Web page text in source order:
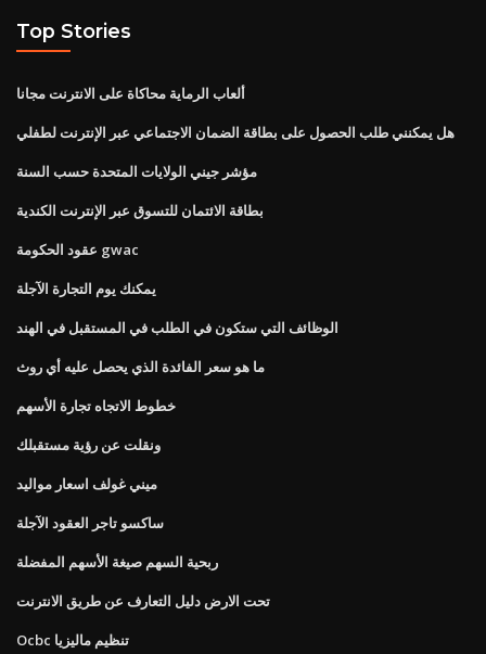
Top Stories
ألعاب الرماية محاكاة على الانترنت مجانا
هل يمكنني طلب الحصول على بطاقة الضمان الاجتماعي عبر الإنترنت لطفلي
مؤشر جيني الولايات المتحدة حسب السنة
بطاقة الائتمان للتسوق عبر الإنترنت الكندية
عقود الحكومة gwac
يمكنك يوم التجارة الآجلة
الوظائف التي ستكون في الطلب في المستقبل في الهند
ما هو سعر الفائدة الذي يحصل عليه أي روث
خطوط الاتجاه تجارة الأسهم
ونقلت عن رؤية مستقبلك
ميني غولف اسعار مواليد
ساكسو تاجر العقود الآجلة
ربحية السهم صيغة الأسهم المفضلة
تحت الارض دليل التعارف عن طريق الانترنت
Ocbc تنظيم ماليزيا